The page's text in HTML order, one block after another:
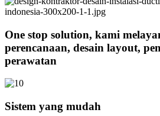
One stop solution, kami
perencanaan, desain layout,
perawatan
Sistem yang mudah